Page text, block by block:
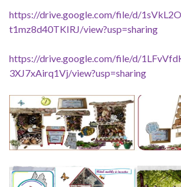
https://drive.google.com/file/d/
t1mz8d40TKIRJ/view?usp=sharing
https://drive.google.com/file/d/
3XJ7xAirq1Vj/view?usp=sharing